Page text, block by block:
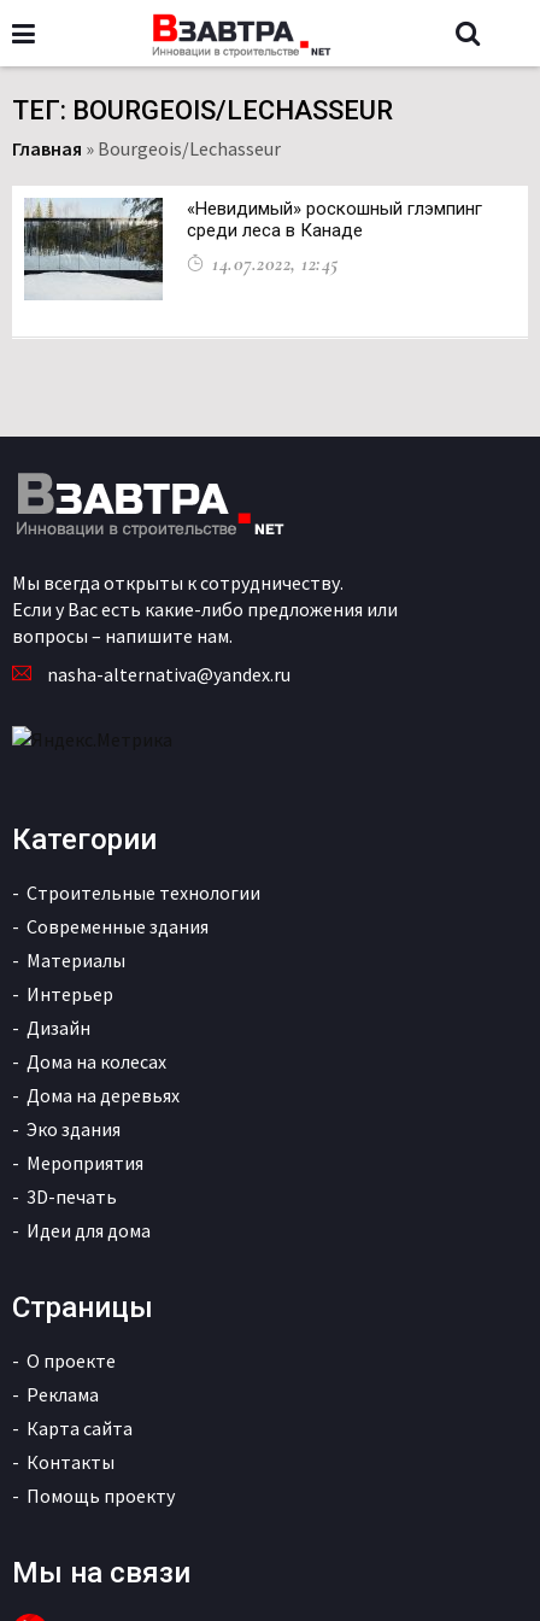
ТЕГ: BOURGEOIS/LECHASSEUR
Главная » Bourgeois/Lechasseur
«Невидимый» роскошный глэмпинг
среди леса в Канаде
14.07.2022, 12:45
Мы всегда открыты к сотрудничеству.
Если у Вас есть какие-либо предложения или
вопросы – напишите нам.
nasha-alternativa@yandex.ru
Категории
Строительные технологии
Современные здания
Материалы
Интерьер
Дизайн
Дома на колесах
Дома на деревьях
Эко здания
Мероприятия
3D-печать
Идеи для дома
Страницы
О проекте
Реклама
Карта сайта
Контакты
Помощь проекту
Мы на связи